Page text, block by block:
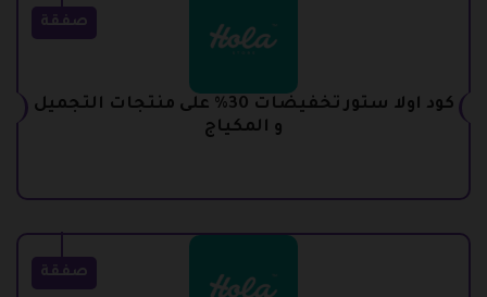
صفقة
كود اولا ستور تخفيضات 30% على منتجات التجميل
و المكياج
صفقة